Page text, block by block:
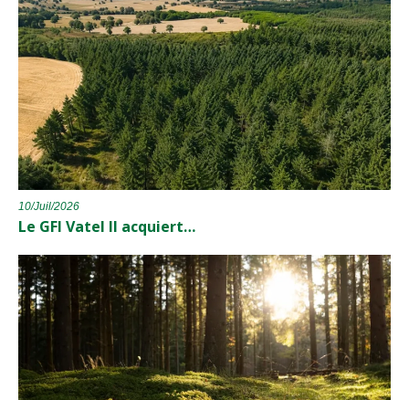
10/Juil/2026
Le GFI Vatel II acquiert…